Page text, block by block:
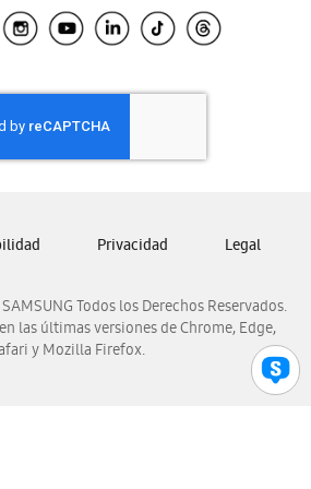
El Salvador
Honduras
Nicaragua
Samsung Panamá
Venezuela
Todos los Derechos Reservados.
las últimas versiones de Chrome, Edge,
y Mozilla Firefox.
Privacidad Legal